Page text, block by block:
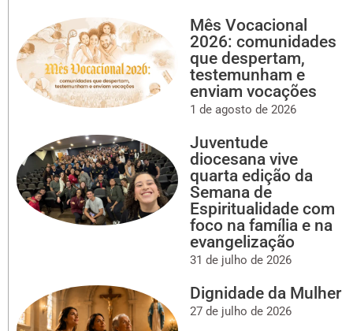
Mês Vocacional
2026: comunidades
que despertam,
testemunham e
enviam vocações
1 de agosto de 2026
Juventude
diocesana vive
quarta edição da
Semana de
Espiritualidade com
foco na família e na
evangelização
31 de julho de 2026
Dignidade da Mulher
27 de julho de 2026